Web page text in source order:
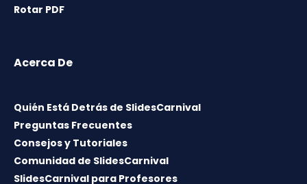
Rotar PDF
Acerca De
Quién Está Detrás de SlidesCarnival
Preguntas Frecuentes
Consejos y Tutoriales
Comunidad de SlidesCarnival
SlidesCarnival para Profesores